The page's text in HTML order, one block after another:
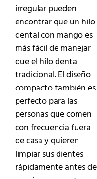
irregular pueden
encontrar que un hilo
dental con mango es
más fácil de manejar
que el hilo dental
tradicional. El diseño
compacto también es
perfecto para las
personas que comen
con frecuencia fuera
de casa y quieren
limpiar sus dientes
rápidamente antes de